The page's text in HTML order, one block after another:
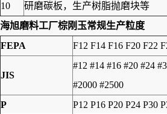
10
研磨碳板，生产树脂抛磨块等
海旭磨料工厂棕刚玉常规生产粒度
FEPA
F12 F14 F16 F20 F22
JIS
#12 #14 #16 #20 #24
#2000 #2500
P
P12 P16 P20 P24 P30